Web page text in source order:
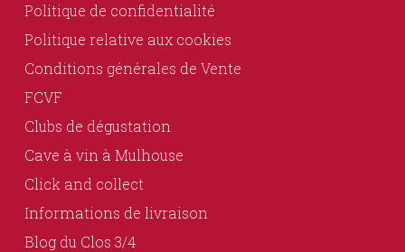
Politique de confidentialité
Politique relative aux cookies
Conditions générales de Vente
FCVF
Clubs de dégustation
Cave à vin à Mulhouse
Click and collect
Informations de livraison
Blog du Clos 3/4